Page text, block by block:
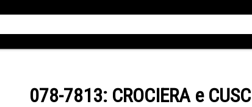
078-7813: CROCIERA e